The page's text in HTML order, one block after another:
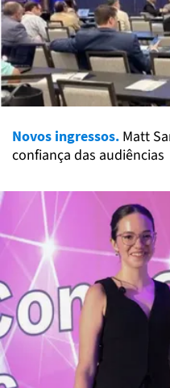
Novos ingressos. Matt
confiança das audiências